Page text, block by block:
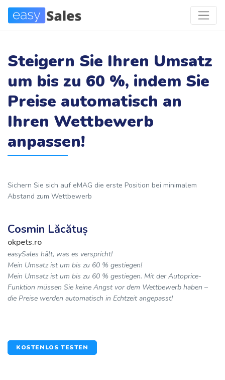
Steigern Sie Ihren Umsatz
um bis zu 60 %, indem Sie
Preise automatisch an
Ihren Wettbewerb
anpassen!
Sichern Sie sich auf eMAG die erste Position bei minimalem
Abstand zum Wettbewerb
Cosmin Lăcătuș
okpets.ro
easySales hält, was es verspricht!
Mein Umsatz ist um bis zu 60 % gestiegen!
Mein Umsatz ist um bis zu 60 % gestiegen. Mit der Autoprice-
Funktion müssen Sie keine Angst vor dem Wettbewerb haben –
die Preise werden automatisch in Echtzeit angepasst!
KOSTENLOS TESTEN